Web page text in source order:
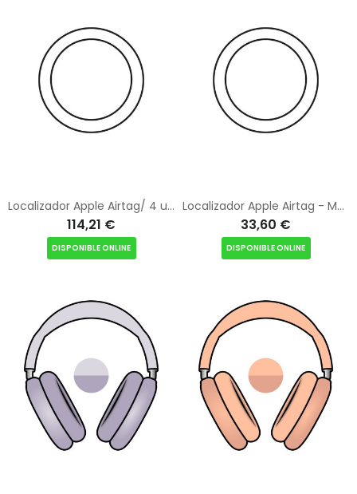
Localizador Apple Airtag/ 4 unidades - MFEA4ZY/A
114,21 €
DISPONIBLE ONLINE
Localizador Apple Airtag - MFE94ZY/A
33,60 €
DISPONIBLE ONLINE